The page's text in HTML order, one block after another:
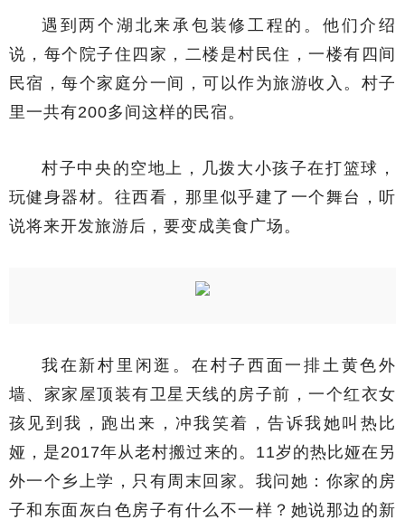
遇到两个湖北来承包装修工程的。他们介绍
说，每个院子住四家，二楼是村民住，一楼有四间
民宿，每个家庭分一间，可以作为旅游收入。村子
里一共有200多间这样的民宿。
村子中央的空地上，几拨大小孩子在打篮球，
玩健身器材。往西看，那里似乎建了一个舞台，听
说将来开发旅游后，要变成美食广场。
我在新村里闲逛。在村子西面一排土黄色外
墙、家家屋顶装有卫星天线的房子前，一个红衣女
孩见到我，跑出来，冲我笑着，告诉我她叫热比
娅，是2017年从老村搬过来的。11岁的热比娅在另
外一个乡上学，只有周末回家。我问她：你家的房
子和东面灰白色房子有什么不一样？她说那边的新